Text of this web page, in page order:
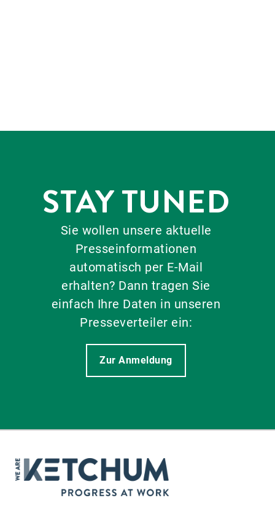
STAY TUNED
Sie wollen unsere aktuelle
Presseinformationen
automatisch per E-Mail
erhalten? Dann tragen Sie
einfach Ihre Daten in unseren
Presseverteiler ein:
Zur Anmeldung